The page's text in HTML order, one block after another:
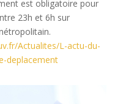
est obligatoire pour
23h et 6h sur
Actualites/L-actu-du-
deplacement